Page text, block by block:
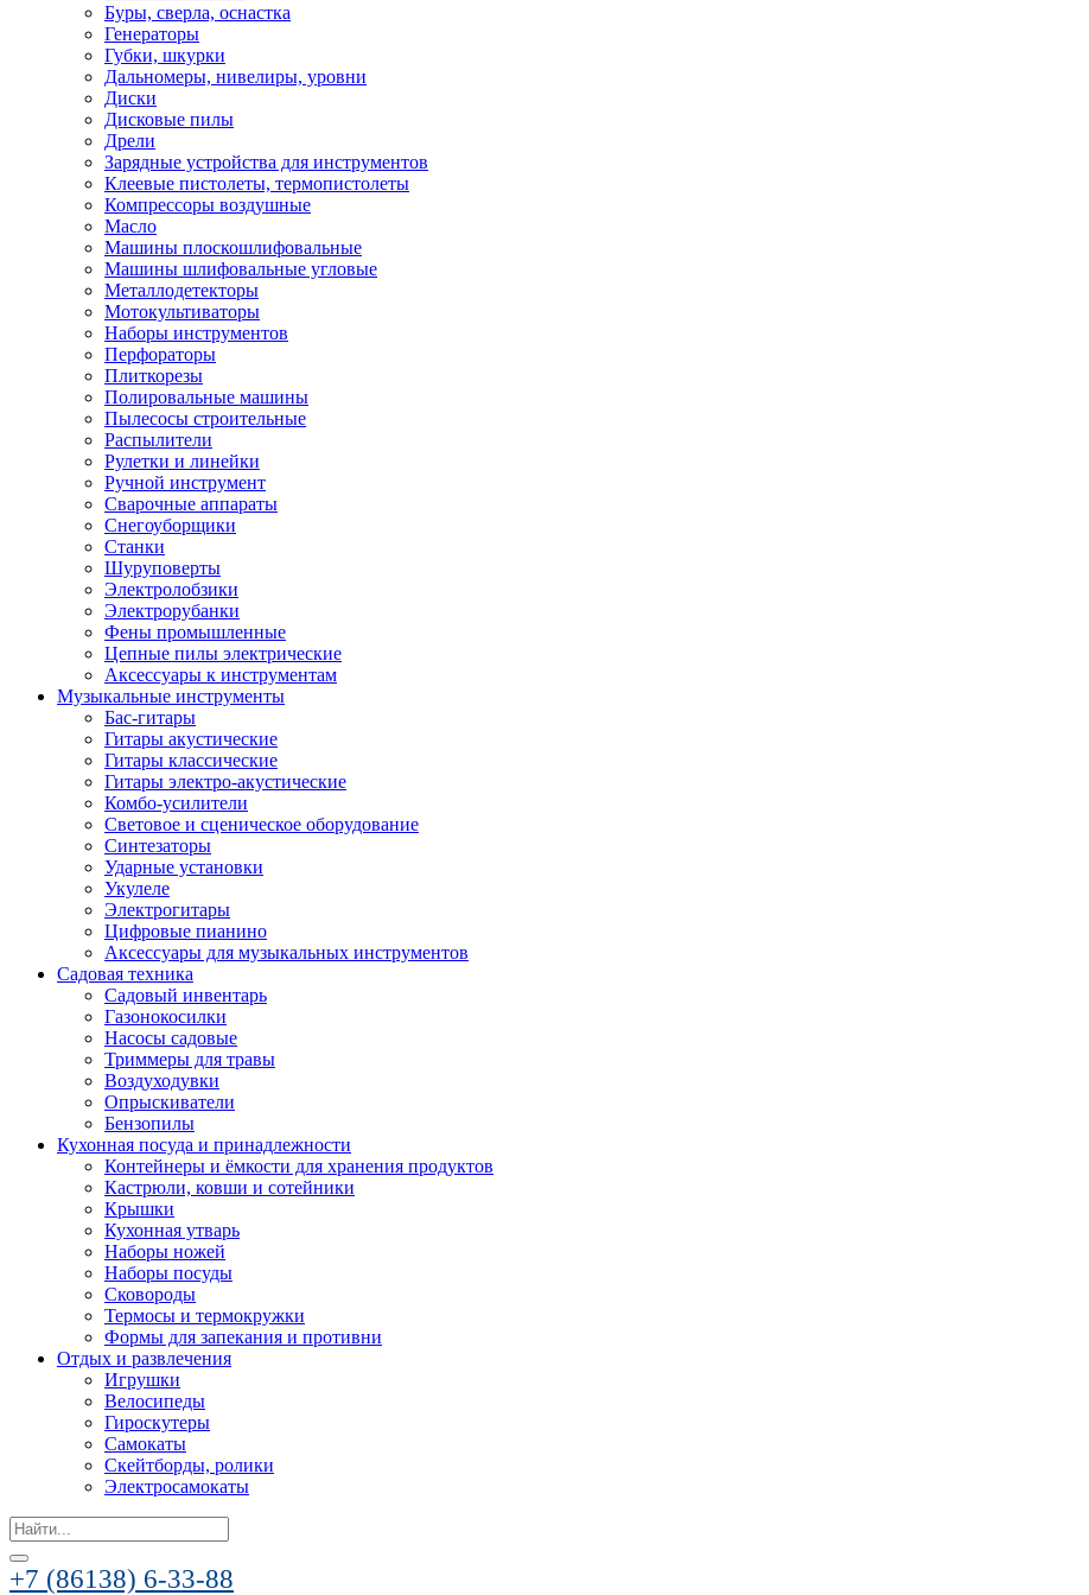
Буры, сверла, оснастка
Генераторы
Губки, шкурки
Дальномеры, нивелиры, уровни
Диски
Дисковые пилы
Дрели
Зарядные устройства для инструментов
Клеевые пистолеты, термопистолеты
Компрессоры воздушные
Масло
Машины плоскошлифовальные
Машины шлифовальные угловые
Металлодетекторы
Мотокультиваторы
Наборы инструментов
Перфораторы
Плиткорезы
Полировальные машины
Пылесосы строительные
Распылители
Рулетки и линейки
Ручной инструмент
Сварочные аппараты
Снегоуборщики
Станки
Шуруповерты
Электролобзики
Электрорубанки
Фены промышленные
Цепные пилы электрические
Аксессуары к инструментам
Музыкальные инструменты
Бас-гитары
Гитары акустические
Гитары классические
Гитары электро-акустические
Комбо-усилители
Световое и сценическое оборудование
Синтезаторы
Ударные установки
Укулеле
Электрогитары
Цифровые пианино
Аксессуары для музыкальных инструментов
Садовая техника
Садовый инвентарь
Газонокосилки
Насосы садовые
Триммеры для травы
Воздуходувки
Опрыскиватели
Бензопилы
Кухонная посуда и принадлежности
Контейнеры и ёмкости для хранения продуктов
Кастрюли, ковши и сотейники
Крышки
Кухонная утварь
Наборы ножей
Наборы посуды
Сковороды
Термосы и термокружки
Формы для запекания и противни
Отдых и развлечения
Игрушки
Велосипеды
Гироскутеры
Самокаты
Скейтборды, ролики
Электросамокаты
Search
for:
+7 (86138) 6-33-88